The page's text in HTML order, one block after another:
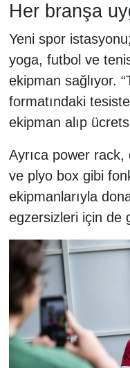
Her branşa
Yeni spor
yoga, futbol ve
ekipman sağlıyor.
formatındaki
ekipman alıp
Ayrıca power
ve plyo box gibi
ekipmanlarıyla
egzersizleri için de